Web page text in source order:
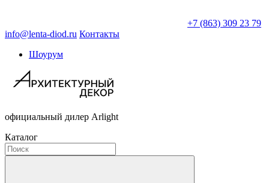
+7 (863) 309 23 79
info@lenta-diod.ru Контакты
Шоурум
официальный дилер Arlight
Каталог